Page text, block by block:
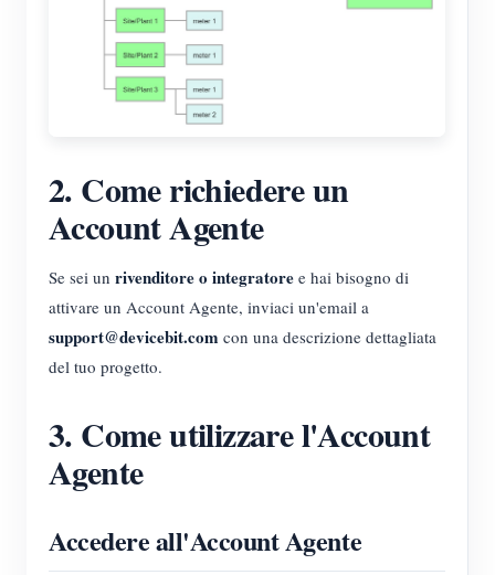
2. Come richiedere un
Account Agente
Se sei un rivenditore o integratore e hai bisogno di
attivare un Account Agente, inviaci un'email a
support@devicebit.com con una descrizione dettagliata
del tuo progetto.
3. Come utilizzare l'Account
Agente
Accedere all'Account Agente